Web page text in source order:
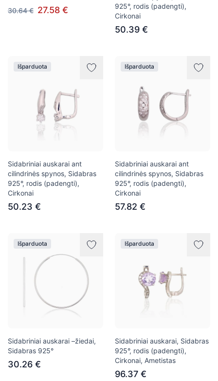
30.64 € 27.58 €
925°, rodis (padengti),
Cirkonai
50.39 €
Išparduota
Sidabriniai auskarai ant
cilindrinės spynos, Sidabras
925°, rodis (padengti),
Cirkonai
50.23 €
Išparduota
Sidabriniai auskarai ant
cilindrinės spynos, Sidabras
925°, rodis (padengti),
Cirkonai
57.82 €
Išparduota
Sidabriniai auskarai –žiedai,
Sidabras 925°
30.26 €
Išparduota
Sidabriniai auskarai, Sidabras
925°, rodis (padengti),
Cirkonai, Ametistas
96.37 €